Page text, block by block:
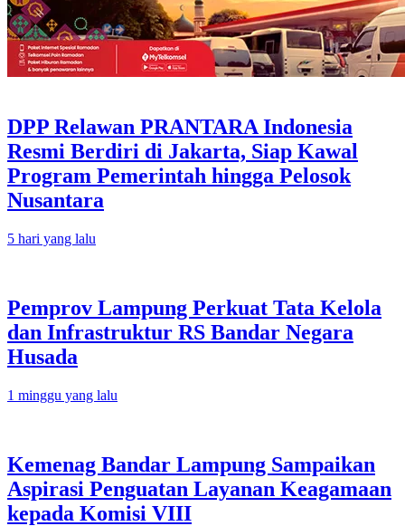
DPP Relawan PRANTARA Indonesia
Resmi Berdiri di Jakarta, Siap Kawal
Program Pemerintah hingga Pelosok
Nusantara
5 hari yang lalu
Pemprov Lampung Perkuat Tata Kelola
dan Infrastruktur RS Bandar Negara
Husada
1 minggu yang lalu
Kemenag Bandar Lampung Sampaikan
Aspirasi Penguatan Layanan Keagamaan
kepada Komisi VIII